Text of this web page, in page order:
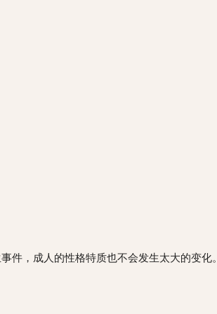
件，成人的性格特质也不会发生太大的变化。